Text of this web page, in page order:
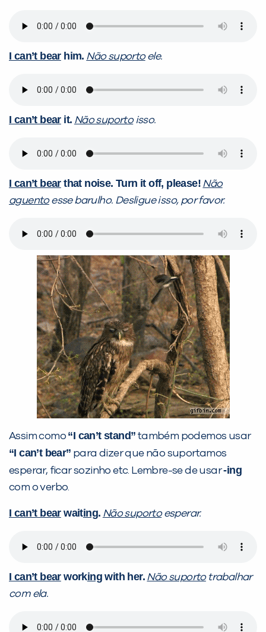
I can’t bearhim. Não suportoele.
I can’t bearit. Não suportoisso.
I can’t bearthat noise. Turn it off, please! Não
aguentoesse barulho. Desligue isso, por favor.
Assim como “I can’t stand” também podemos usar
“I can’t bear” para dizer que não suportamos
esperar, ficar sozinho etc. Lembre-se de usar-ing
com o verbo.
I can’t bearwaiting. Não suportoesperar.
I can’t bearworking with her. Não suportotrabalhar
com ela.